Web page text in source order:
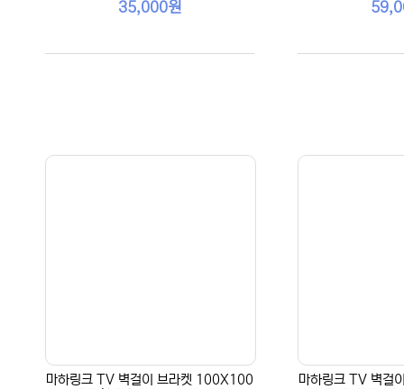
35,000원
마하링크 TV 벽걸이 브라켓 100X100
마하링크 TV 벽걸